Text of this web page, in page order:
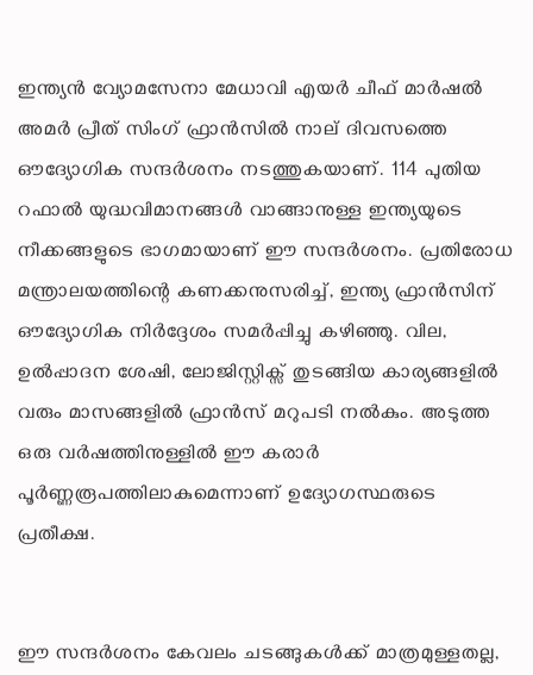
ഇന്ത്യൻ വ്യോമസേനാ മേധാവി എയർ ചീഫ് മാർഷൽ
അമർ പ്രീത് സിംഗ് ഫ്രാൻസിൽ നാല് ദിവസത്തെ
ഔദ്യോഗിക സന്ദർശനം നടത്തുകയാണ്. 114 പുതിയ
റഫാൽ യുദ്ധവിമാനങ്ങൾ വാങ്ങാനുള്ള ഇന്ത്യയുടെ
നീക്കങ്ങളുടെ ഭാഗമായാണ് ഈ സന്ദർശനം. പ്രതിരോധ
മന്ത്രാലയത്തിന്റെ കണക്കനുസരിച്ച്, ഇന്ത്യ ഫ്രാൻസിന്
ഔദ്യോഗിക നിർദ്ദേശം സമർപ്പിച്ചു കഴിഞ്ഞു. വില,
ഉൽപ്പാദന ശേഷി, ലോജിസ്റ്റിക്സ് തുടങ്ങിയ കാര്യങ്ങളിൽ
വരും മാസങ്ങളിൽ ഫ്രാൻസ് മറുപടി നൽകും. അടുത്ത
ഒരു വർഷത്തിനുള്ളിൽ ഈ കരാർ
പൂർണ്ണരൂപത്തിലാകുമെന്നാണ് ഉദ്യോഗസ്ഥരുടെ
പ്രതീക്ഷ.
ഈ സന്ദർശനം കേവലം ചടങ്ങുകൾക്ക് മാത്രമുള്ളതല്ല,